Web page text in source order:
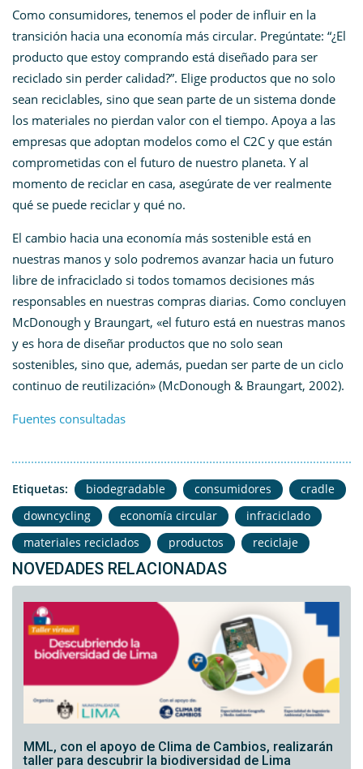
Como consumidores, tenemos el poder de influir en la
transición hacia una economía más circular. Pregúntate: “¿El
producto que estoy comprando está diseñado para ser
reciclado sin perder calidad?”. Elige productos que no solo
sean reciclables, sino que sean parte de un sistema donde
los materiales no pierdan valor con el tiempo. Apoya a las
empresas que adoptan modelos como el C2C y que están
comprometidas con el futuro de nuestro planeta. Y al
momento de reciclar en casa, asegúrate de ver realmente
qué se puede reciclar y qué no.
El cambio hacia una economía más sostenible está en
nuestras manos y solo podremos avanzar hacia un futuro
libre de infraciclado si todos tomamos decisiones más
responsables en nuestras compras diarias. Como concluyen
McDonough y Braungart, «el futuro está en nuestras manos
y es hora de diseñar productos que no solo sean
sostenibles, sino que, además, puedan ser parte de un ciclo
continuo de reutilización» (McDonough & Braungart, 2002)​.
Fuentes consultadas
Etiquetas: biodegradable consumidores
cradle
downcycling
economía circular
infraciclado
materiales reciclados
productos reciclaje
NOVEDADES RELACIONADAS
MML, con el apoyo de Clima de Cambios, realizarán
taller para descubrir la biodiversidad de Lima